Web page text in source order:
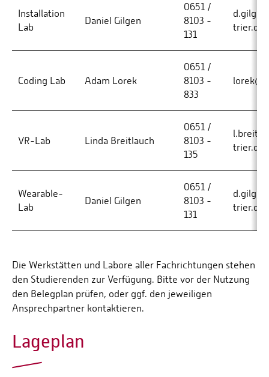
Installation
Lab
Daniel Gilgen
0651 /
8103 -
131
trier.de
Coding Lab Adam Lorek
0651 /
8103 -
833
VR-Lab Linda Breitlauch
0651 /
8103 -
135
trier.de
Wearable-
Lab
Daniel Gilgen
0651 /
8103 -
131
trier.de
Die Werkstätten und Labore aller Fachrichtungen stehen
den Studierenden zur Verfügung. Bitte vor der Nutzung
den Belegplan prüfen, oder ggf. den jeweiligen
Ansprechpartner kontaktieren.
Lageplan